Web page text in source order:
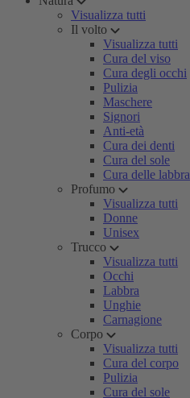
Visualizza tutti
Il volto
Visualizza tutti
Cura del viso
Cura degli occhi
Pulizia
Maschere
Signori
Anti-età
Cura dei denti
Cura del sole
Cura delle labbra
Profumo
Visualizza tutti
Donne
Unisex
Trucco
Visualizza tutti
Occhi
Labbra
Unghie
Carnagione
Corpo
Visualizza tutti
Cura del corpo
Pulizia
Cura del sole